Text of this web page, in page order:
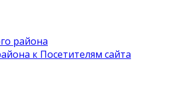
района
к Посетителям сайта